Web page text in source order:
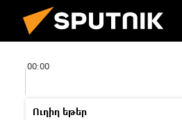
00:00
Ուղիղ եթեր